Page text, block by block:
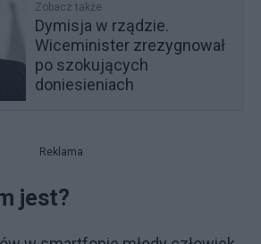
Zobacz także
Dymisja w rządzie.
Wiceminister zrezygnował
po szokujących
doniesieniach
Reklama
jest?